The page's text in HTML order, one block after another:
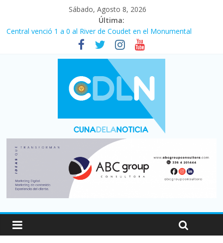
Sábado, Agosto 8, 2026
Última:
Central venció 1 a 0 al River de Coudet en el Monumental
La morosidad alcanzó su nivel más alto en dos décadas y ya
afecta a 400 mil deudores en Santa Fe
Desde que asumió Milei cerraron 41.000 kioscos: el sector
denuncia crisis como en 2001
Vacaciones de invierno con más movimiento y consumo
turístico: 4,6 millones de personas viajaron por el país, un 5,9%
Fuerte caída de la venta de autos usados en julio: bajó un 12,6%